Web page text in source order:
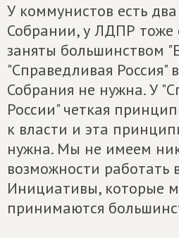
У коммунистов есть
Собрании, у ЛДПР тоже
заняты большинством
"Справедливая Россия"
Собрания не нужна. У
России" четкая
к власти и эта
нужна. Мы не имеем
возможности работать
Инициативы, которые
принимаются